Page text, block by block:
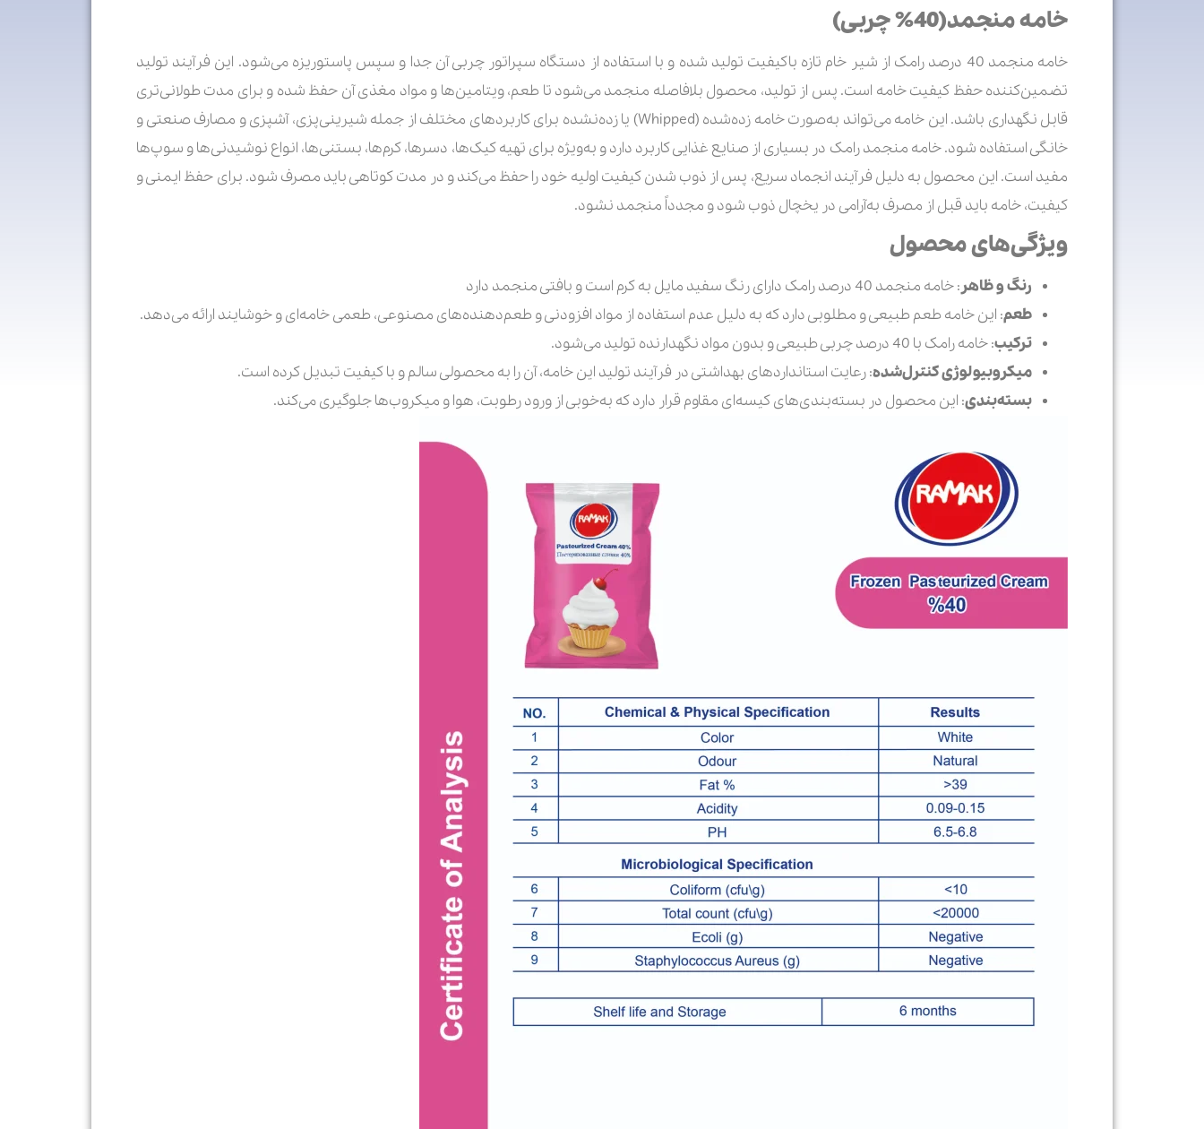
خامه منجمد(40% چربی)
خامه منجمد 40 درصد رامک از شیر خام تازه باکیفیت تولید شده و با استفاده از دستگاه سپراتور چربی آن جدا و سپس پاستوریزه می‌شود. این فرآیند تولید
تضمین‌کننده حفظ کیفیت خامه است. پس از تولید، محصول بلافاصله منجمد می‌شود تا طعم، ویتامین‌ها و مواد مغذی آن حفظ شده و برای مدت طولانی‌تری
قابل نگهداری باشد. این خامه می‌تواند به‌صورت خامه زده‌شده (Whipped) یا زده‌نشده برای کاربردهای مختلف از جمله شیرینی‌پزی، آشپزی و مصارف صنعتی و
خانگی استفاده شود. خامه منجمد رامک در بسیاری از صنایع غذایی کاربرد دارد و به‌ویژه برای تهیه کیک‌ها، دسرها، کرم‌ها، بستنی‌ها، انواع نوشیدنی‌ها و سوپ‌ها
مفید است. این محصول به دلیل فرآیند انجماد سریع، پس از ذوب شدن کیفیت اولیه خود را حفظ می‌کند و در مدت کوتاهی باید مصرف شود. برای حفظ ایمنی و
کیفیت، خامه باید قبل از مصرف به‌آرامی در یخچال ذوب شود و مجدداً منجمد نشود.
ویژگی‌های محصول
رنگ و ظاهر: خامه منجمد 40 درصد رامک دارای رنگ سفید مایل به کرم است و بافتی منجمد دارد
طعم: این خامه طعم طبیعی و مطلوبی دارد که به دلیل عدم استفاده از مواد افزودنی و طعم‌دهنده‌های مصنوعی، طعمی خامه‌ای و خوشایند ارائه می‌دهد.
ترکیب: خامه رامک با 40 درصد چربی طبیعی و بدون مواد نگهدارنده تولید می‌شود.
میکروبیولوژی کنترل‌شده: رعایت استانداردهای بهداشتی در فرآیند تولید این خامه، آن را به محصولی سالم و با کیفیت تبدیل کرده است.
بسته‌بندی: این محصول در بسته‌بندی‌های کیسه‌ای مقاوم قرار دارد که به‌خوبی از ورود رطوبت، هوا و میکروب‌ها جلوگیری می‌کند.